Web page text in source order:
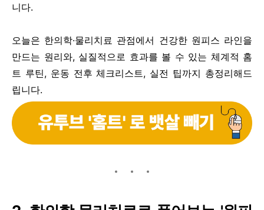
니다.
오늘은 한의학·물리치료 관점에서 건강한 원피스 라인을
만드는 원리와, 실질적으로 효과를 볼 수 있는 체계적 홈
트 루틴, 운동 전후 체크리스트, 실전 팁까지 총정리해드
립니다.